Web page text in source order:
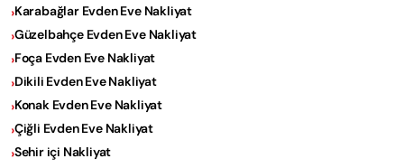
Karabağlar Evden Eve Nakliyat
Güzelbahçe Evden Eve Nakliyat
Foça Evden Eve Nakliyat
Dikili Evden Eve Nakliyat
Konak Evden Eve Nakliyat
Çiğli Evden Eve Nakliyat
Sehir içi Nakliyat